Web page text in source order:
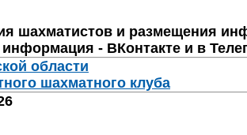
шахматистов и размещения
- ВКонтакте и в
области
шахматного клуба